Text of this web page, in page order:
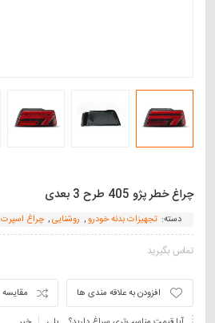
چراغ خطر پژو 405 طرح 3 بعدی
دسته: تجهیزات بدنه خودرو, روشنایی, چراغ اسپرت
تماس بگیرید
مقایسه
افزودن به علاقه مندی ها